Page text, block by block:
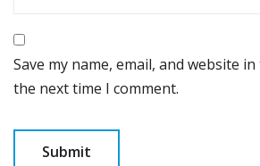
Save my name, email, and website
the next time I comment.